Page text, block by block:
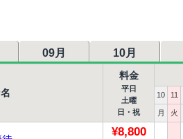
09月 10月
料金
平日
土曜
日・祝
10 11
月 火
¥8,800